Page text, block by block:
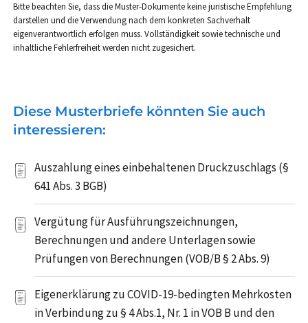
Bitte beachten Sie, dass die Muster-Dokumente keine juristische Empfehlung
darstellen und die Verwendung nach dem konkreten Sachverhalt
eigenverantwortlich erfolgen muss. Vollständigkeit sowie technische und
inhaltliche Fehlerfreiheit werden nicht zugesichert.
Diese Musterbriefe könnten Sie auch
interessieren:
Auszahlung eines einbehaltenen Druckzuschlags (§
641 Abs. 3 BGB)
Vergütung für Ausführungszeichnungen,
Berechnungen und andere Unterlagen sowie
Prüfungen von Berechnungen (VOB/B § 2 Abs. 9)
Eigenerklärung zu COVID-19-bedingten Mehrkosten
in Verbindung zu § 4 Abs.1, Nr. 1 in VOB B und den